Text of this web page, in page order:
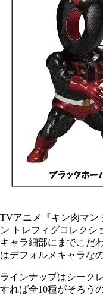
TVアニメ『キン肉マン
ン トレフィグコレク
キャラ細部にまでこだ
はデフォルメキャラな
ラインナップはシーク
すれば全10種がそろう